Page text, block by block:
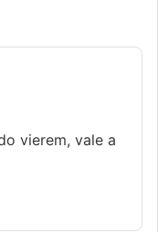
vierem, vale a